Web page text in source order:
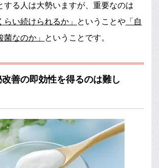
する人は大勢いますが、重要なのは
らい続けられるか」
ということや 「自
なのか」
ということです。
善の即効性を得るのは難し